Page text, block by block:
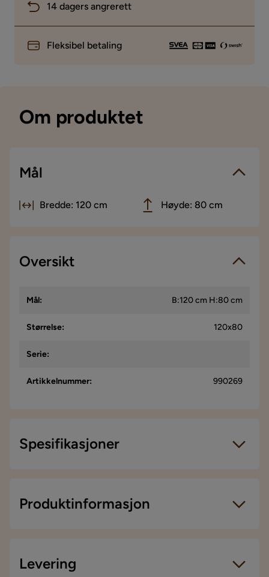
14 dagers angrerett
Fleksibel betaling
Om produktet
Mål
Bredde: 120 cm Høyde: 80 cm
Oversikt
Mål: B:120 cm H:80 cm
Størrelse: 120x80
Serie:
Artikkelnummer: 990269
Spesifikasjoner
Størrelse
Produktinformasjon
Levering